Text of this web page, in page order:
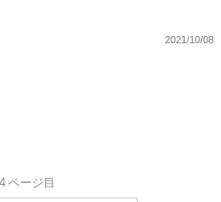
2021/10/08
ページ目